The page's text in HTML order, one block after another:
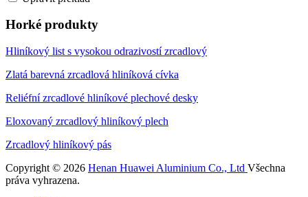
Horké produkty
Hliníkový list s vysokou odrazivostí zrcadlový
Zlatá barevná zrcadlová hliníková cívka
Reliéfní zrcadlové hliníkové plechové desky
Eloxovaný zrcadlový hliníkový plech
Zrcadlový hliníkový pás
Copyright © 2026 Henan Huawei Aluminium Co., Ltd Všechna
práva vyhrazena.